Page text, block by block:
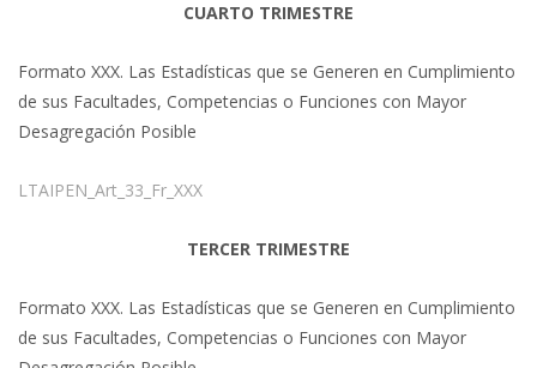
CUARTO TRIMESTRE
Formato XXX. Las Estadísticas que se Generen en Cumplimiento
de sus Facultades, Competencias o Funciones con Mayor
Desagregación Posible
LTAIPEN_Art_33_Fr_XXX
TERCER TRIMESTRE
Formato XXX. Las Estadísticas que se Generen en Cumplimiento
de sus Facultades, Competencias o Funciones con Mayor